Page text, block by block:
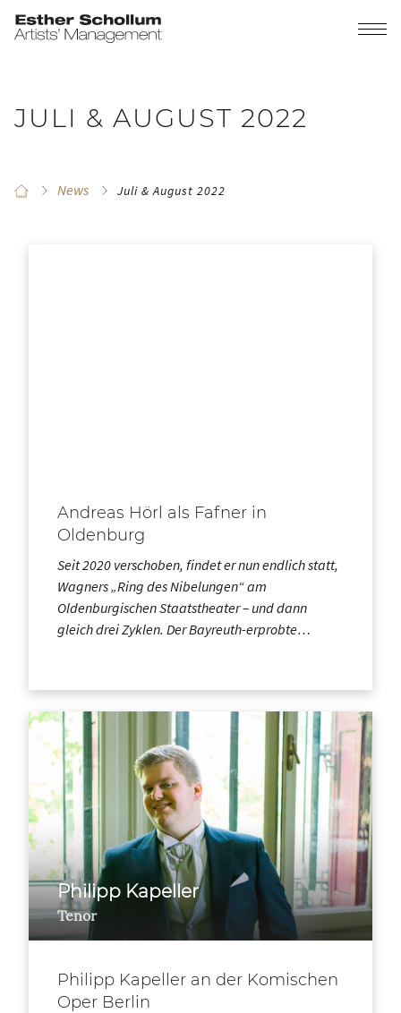
JULI & AUGUST 2022
News Juli & August 2022
Andreas Hörl als Fafner in
Oldenburg
Seit 2020 verschoben, findet er nun endlich statt,
Wagners „Ring des Nibelungen“ am
Oldenburgischen Staatstheater – und dann
gleich drei Zyklen. Der Bayreuth-erprobte…
Philipp Kapeller
Tenor
Philipp Kapeller an der Komischen
Oper Berlin